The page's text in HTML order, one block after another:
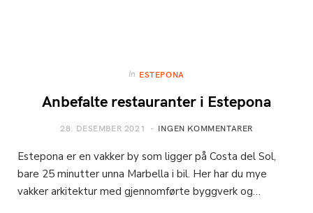
In ESTEPONA
Anbefalte restauranter i Estepona
28. DESEMBER 2021 INGEN KOMMENTARER
Estepona er en vakker by som ligger på Costa del Sol,
bare 25 minutter unna Marbella i bil. Her har du mye
vakker arkitektur med gjennomførte byggverk og…